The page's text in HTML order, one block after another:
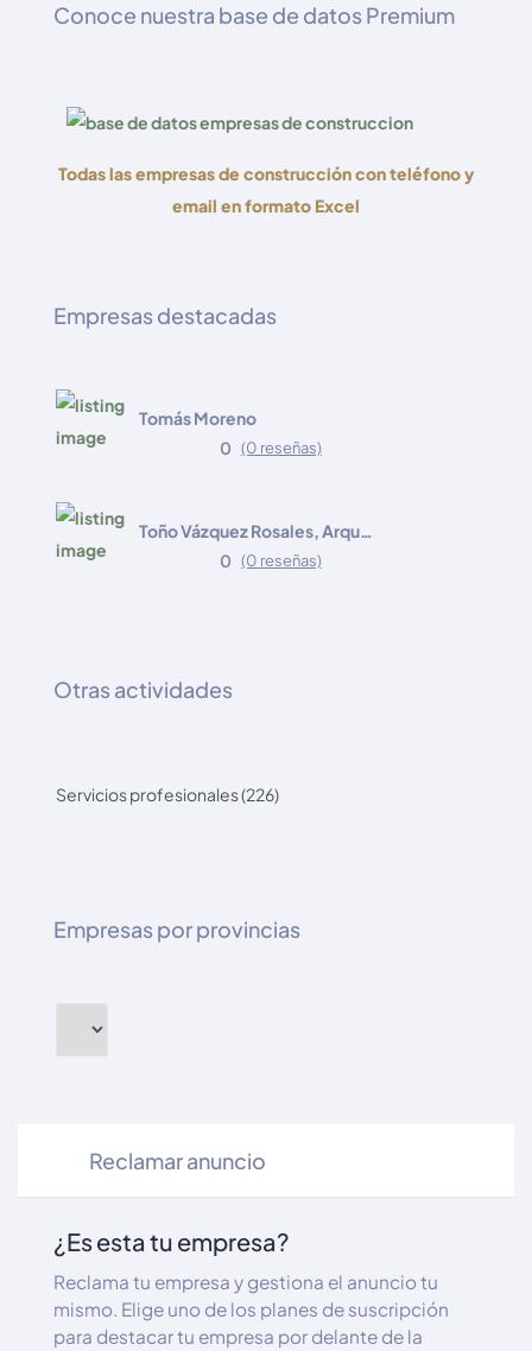
Conoce nuestra base de datos Premium
Todas las empresas de construcción con teléfono y
email en formato Excel
Empresas destacadas
Tomás Moreno
0 (0 reseñas)
0 (0 reseñas)
Otras actividades
Servicios profesionales (226)
Empresas por provincias
Reclamar anuncio
¿Es esta tu empresa?
Reclama tu empresa y gestiona el anuncio tu
mismo. Elige uno de los planes de suscripción
para destacar tu empresa por delante de la